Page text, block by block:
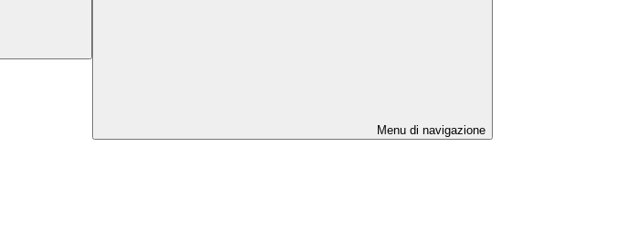
Menu di navigazione